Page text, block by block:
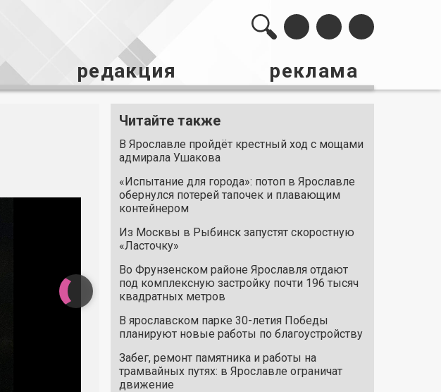
редакция реклама
Читайте также
В Ярославле пройдёт крестный ход с мощами
адмирала Ушакова
«Испытание для города»: потоп в Ярославле
обернулся потерей тапочек и плавающим
контейнером
Из Москвы в Рыбинск запустят скоростную
«Ласточку»
Во Фрунзенском районе Ярославля отдают
под комплексную застройку почти 196 тысяч
квадратных метров
В ярославском парке 30-летия Победы
планируют новые работы по благоустройству
Забег, ремонт памятника и работы на
трамвайных путях: в Ярославле ограничат
движение